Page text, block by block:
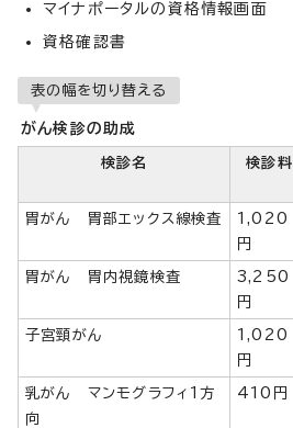
マイナポータルの資格情報画面
資格確認書
表の幅を切り替える
がん検診の助成
検診名 検診料
胃がん 胃部エックス線検査
1,020
円
胃がん 胃内視鏡検査
3,250
円
子宮頸がん
1,020
円
乳がん マンモグラフィ1方
向
410円